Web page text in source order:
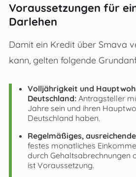
Voraussetzungen für
Darlehen
Damit ein Kredit über Smava
kann, gelten folgende
Volljährigkeit und
Deutschland:Antragsteller
Jahre sein und ihren
Deutschland haben.
Regelmäßiges,
festes monatliches
durch Gehaltsabrechnungen
ist Voraussetzung.